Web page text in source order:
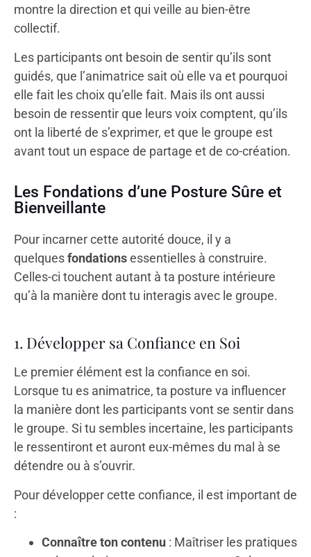
montre la direction et qui veille au bien-être
collectif.
Les participants ont besoin de sentir qu’ils sont
guidés, que l’animatrice sait où elle va et pourquoi
elle fait les choix qu’elle fait. Mais ils ont aussi
besoin de ressentir que leurs voix comptent, qu’ils
ont la liberté de s’exprimer, et que le groupe est
avant tout un espace de partage et de co-création.
Les Fondations d’une Posture Sûre et
Bienveillante
Pour incarner cette autorité douce, il y a
quelquesfondationsessentielles à construire.
Celles-ci touchent autant à ta posture intérieure
qu’à la manière dont tu interagis avec le groupe.
1. Développer sa Confiance en Soi
Le premier élément est la confiance en soi.
Lorsque tu es animatrice, ta posture va influencer
la manière dont les participants vont se sentir dans
le groupe. Si tu sembles incertaine, les participants
le ressentiront et auront eux-mêmes du mal à se
détendre ou à s’ouvrir.
Pour développer cette confiance, il est important de
:
Connaître ton contenu : Maîtriser les pratiques